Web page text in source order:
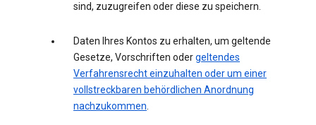
sind, zuzugreifen oder diese zu speichern.
Daten Ihres Kontos zu erhalten, um geltende
Gesetze, Vorschriften odergeltendes
Verfahrensrecht einzuhalten oder um einer
vollstreckbaren behördlichen Anordnung
nachzukommen.